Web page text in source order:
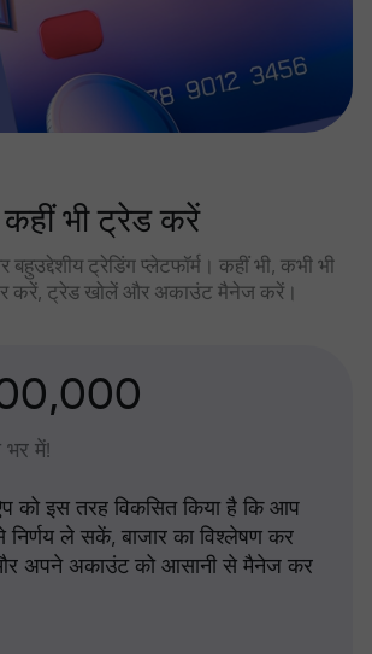
कहीं भी ट्रेड करें
बहुउद्देशीय ट्रेडिंग प्लेटफॉर्म। कहीं भी, कभी भी
करें, ट्रेड खोलें और अकाउंट मैनेज करें।
भर में!
को इस तरह विकसित किया है कि आप
निर्णय ले सकें, बाजार का विश्लेषण कर
अपने अकाउंट को आसानी से मैनेज कर